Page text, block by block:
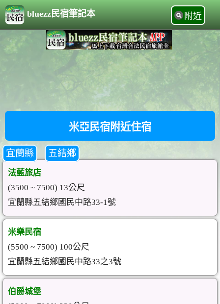
bluezz民宿筆記本 附近
米亞民宿附近住宿
宜蘭縣 五結鄉
法藍旅店
(3500 ~ 7500) 13公尺
宜蘭縣五結鄉國民中路33-1號
米樂民宿
(5500 ~ 7500) 100公尺
宜蘭縣五結鄉國民中路33之3號
伯爵城堡